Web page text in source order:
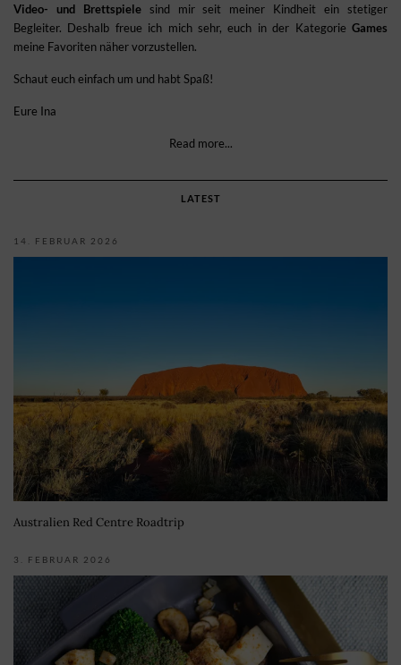
Video- und Brettspielesind mir seit meiner Kindheit ein stetiger
Begleiter. Deshalb freue ich mich sehr, euch in der Kategorie Games
meine Favoriten näher vorzustellen.
Schaut euch einfach um und habt Spaß!
Eure Ina
Read more...
LATEST
14. FEBRUAR 2026
Australien Red Centre Roadtrip
3. FEBRUAR 2026